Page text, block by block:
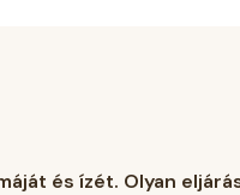
és ízét. Olyan